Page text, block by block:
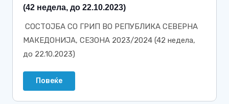
(42 недела, до 22.10.2023)
СОСТОЈБА СО ГРИП ВО РЕПУБЛИКА СЕВЕРНА
МАКЕДОНИЈА, СЕЗОНА 2023/2024 (42 недела,
до 22.10.2023)
Повеќе